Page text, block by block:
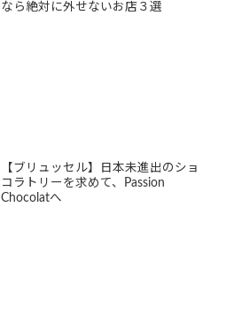
なら絶対に外せないお店３選
【ブリュッセル】日本未進出のショ
コラトリーを求めて、Passion
Chocolatへ